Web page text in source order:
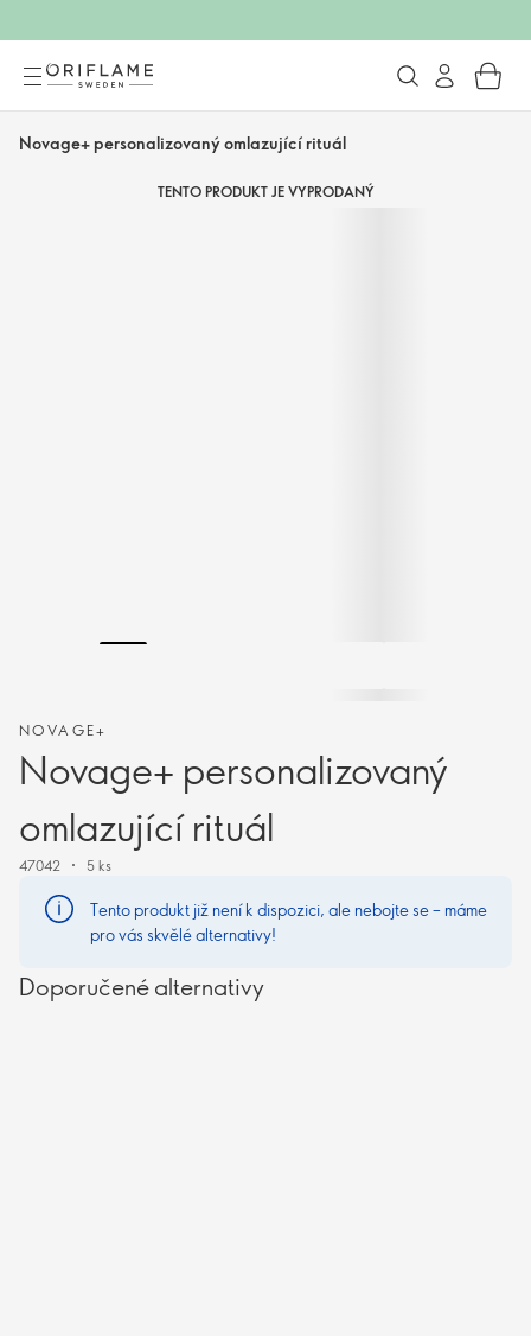
Novage+ personalizovaný omlazující rituál
TENTO PRODUKT JE VYPRODANÝ
NOVAGE+
Novage+ personalizovaný
omlazující rituál
47042 5 ks
Tento produkt již není k dispozici, ale nebojte se – máme
pro vás skvělé alternativy!
Doporučené alternativy